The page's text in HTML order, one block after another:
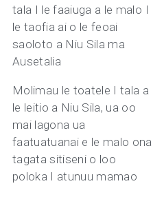
tala I le faaiuga a le malo I
le taofia ai o le feoai
saoloto a Niu Sila ma
Ausetalia
Molimau le toatele I tala a
le leitio a Niu Sila, ua oo
mai lagona ua
faatuatuanai e le malo ona
tagata sitiseni o loo
poloka I atunuu mamao